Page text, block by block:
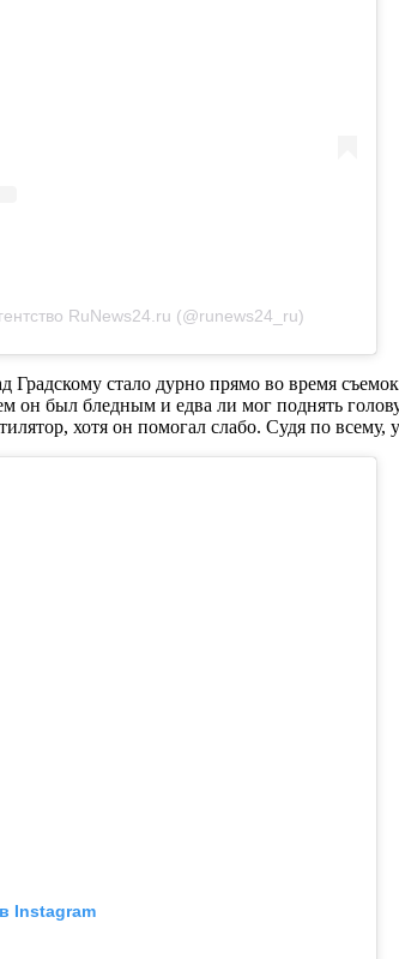
RuNews24.ru (@runews24_ru)
Градскому стало дурно прямо во время
он был бледным и едва ли мог поднять
хотя он помогал слабо. Судя по всему,
Instagram